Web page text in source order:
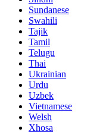
Sundanese
Swahili
Tajik
Tamil
Telugu
Thai
Ukrainian
Urdu
Uzbek
Vietnamese
Welsh
Xhosa